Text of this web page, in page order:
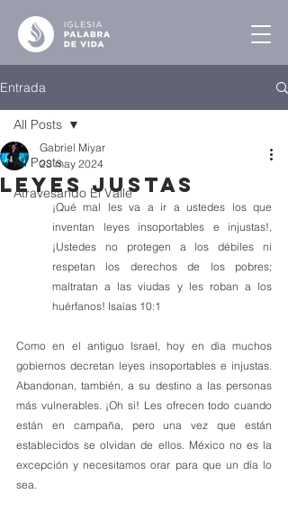
Entrada
All Posts
Atravesando El Valle
All Posts
Leyes Justas
Gabriel Miyar
23 may 2024
¡Qué mal les va a ir a ustedes los que
inventan leyes insoportables e injustas!,
¡Ustedes no protegen a los débiles ni
respetan los derechos de los pobres;
maltratan a las viudas y les roban a los
huérfanos! Isaías 10:1
Como en el antiguo Israel, hoy en día muchos
gobiernos decretan leyes insoportables e injustas.
Abandonan, también, a su destino a las personas
más vulnerables. ¡Oh si! Les ofrecen todo cuando
están en campaña, pero una vez que están
establecidos se olvidan de ellos. México no es la
excepción y necesitamos orar para que un día lo
sea.